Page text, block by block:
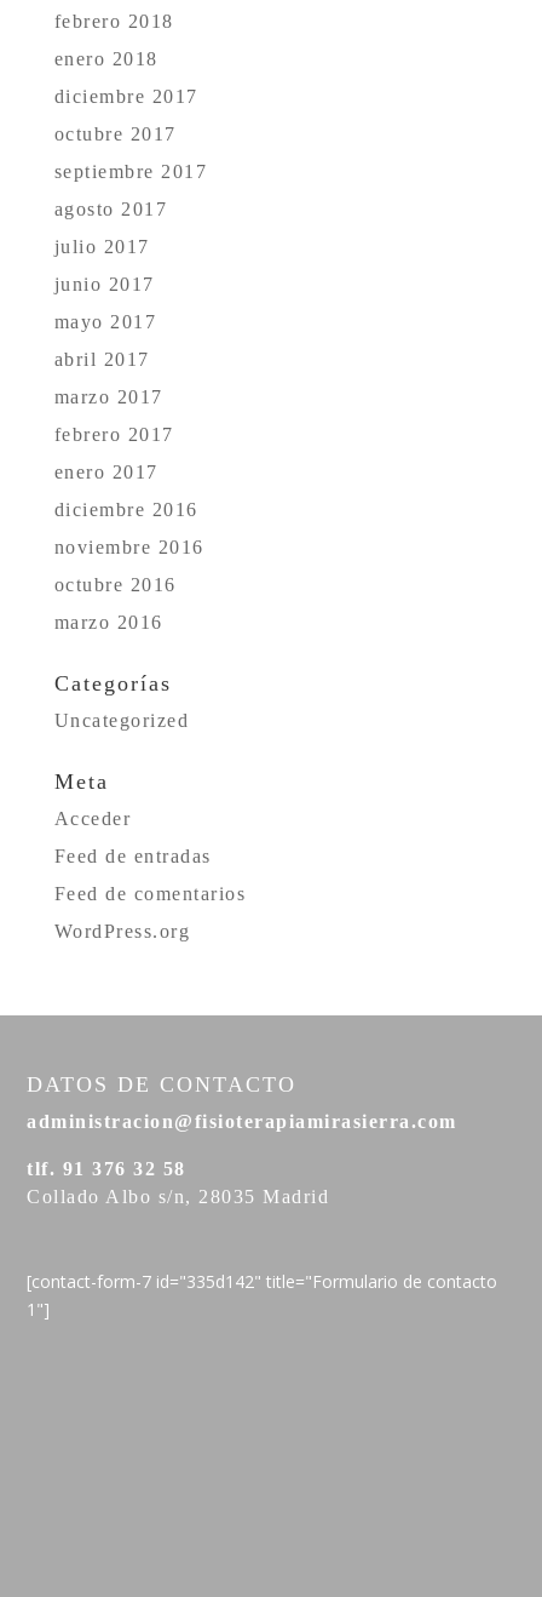
febrero 2018
enero 2018
diciembre 2017
octubre 2017
septiembre 2017
agosto 2017
julio 2017
junio 2017
mayo 2017
abril 2017
marzo 2017
febrero 2017
enero 2017
diciembre 2016
noviembre 2016
octubre 2016
marzo 2016
Categorías
Uncategorized
Meta
Acceder
Feed de entradas
Feed de comentarios
WordPress.org
DATOS DE CONTACTO
administracion@fisioterapiamirasierra.com
tlf. 91 376 32 58
Collado Albo s/n, 28035 Madrid
[contact-form-7 id="335d142" title="Formulario de contacto
1"]